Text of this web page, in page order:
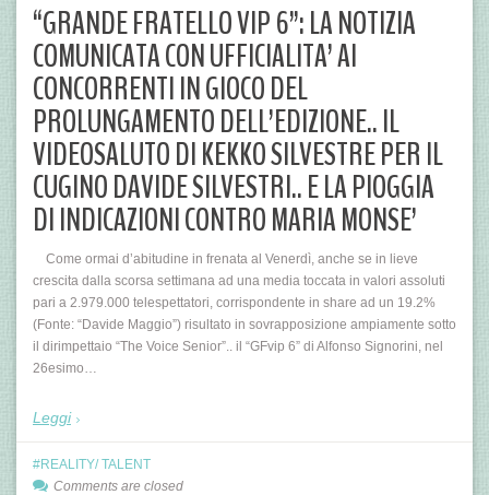
“GRANDE FRATELLO VIP 6”: LA NOTIZIA
COMUNICATA CON UFFICIALITA’ AI
CONCORRENTI IN GIOCO DEL
PROLUNGAMENTO DELL’EDIZIONE.. IL
VIDEOSALUTO DI KEKKO SILVESTRE PER IL
CUGINO DAVIDE SILVESTRI.. E LA PIOGGIA
DI INDICAZIONI CONTRO MARIA MONSE’
Come ormai d’abitudine in frenata al Venerdì, anche se in lieve
crescita dalla scorsa settimana ad una media toccata in valori assoluti
pari a 2.979.000 telespettatori, corrispondente in share ad un 19.2%
(Fonte: “Davide Maggio”) risultato in sovrapposizione ampiamente sotto
il dirimpettaio “The Voice Senior”.. il “GFvip 6” di Alfonso Signorini, nel
26esimo…
Leggi
REALITY/ TALENT
Comments are closed